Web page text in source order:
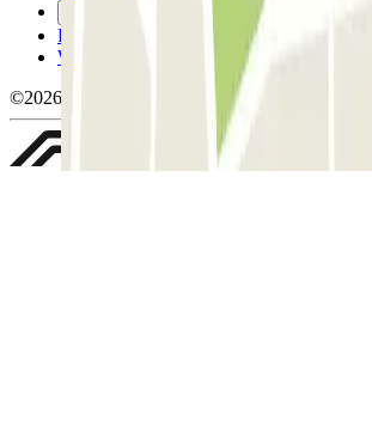
Politique de confidentialité
Whistleblowing
©2026 Parclick. Tous droits réservés